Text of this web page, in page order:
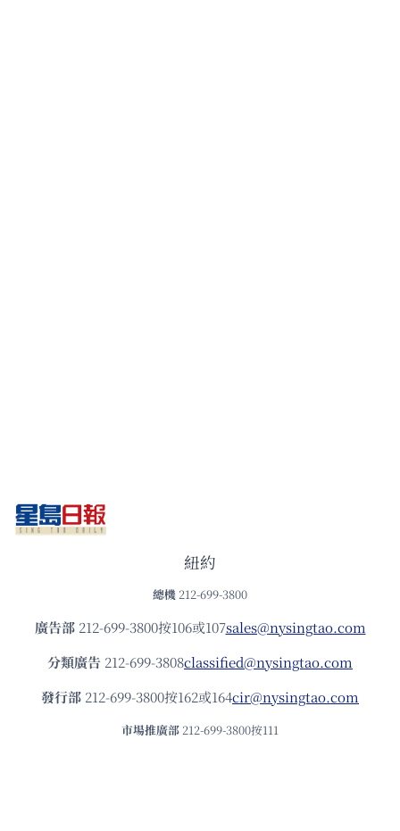
紐約
總機 212-699-3800
廣告部212-699-3800按106或107sales@nysingtao.com
分類廣告 212-699-3808classified@nysingtao.com
發⾏部 212-699-3800按162或164cir@nysingtao.com
市場推廣部 212-699-3800按111